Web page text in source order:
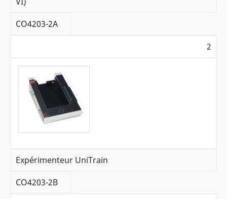
CO4203-2A
2
Expérimenteur UniTrain
CO4203-2B